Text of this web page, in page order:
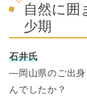
自然に囲
少期
石井氏
―岡山県のご出身
んでしたか？